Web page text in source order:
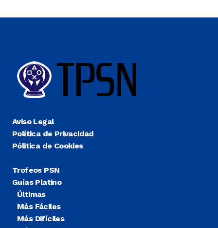
Aviso Legal
Política de Privacidad
Pólitica de Cookies
Trofeos PSN
Guías Platino
Últimas
Más Fáciles
Más Difíciles